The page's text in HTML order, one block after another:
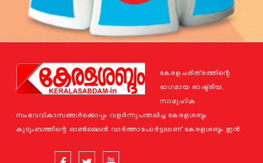
കേരളചരിത്രത്തിന്റെ
ഭാഗമായ രാഷ്ട്രീയ,
സാമൂഹിക
സംഭവവികാസങ്ങള്‍ക്കൊപ്പം വളര്‍ന്നുപന്തലിച്ച കേരളശബ്ദം
കുടുംബത്തിന്റെ ഓണ്‍ലൈന്‍ വാര്‍ത്താപോര്‍ട്ടലാണ് കേരളശബ്ദം.ഇന്‍.